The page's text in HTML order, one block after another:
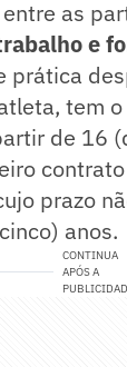
as
e
prática
tem
de 16
prazo
anos.
CONTINUA
APÓS A